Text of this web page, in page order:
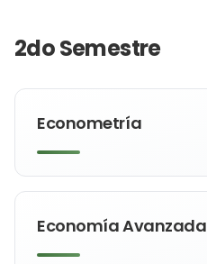
2do Semestre
Econometría
Economía Avanzada